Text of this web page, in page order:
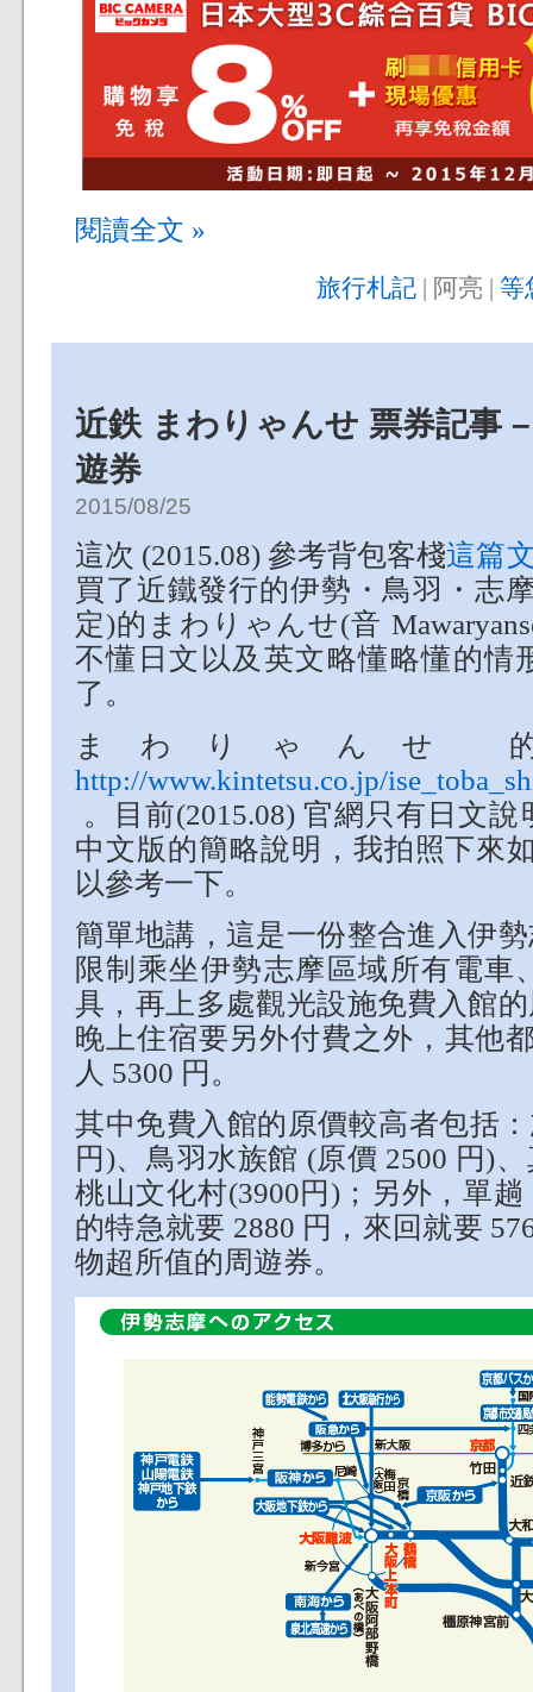
閱讀全文 »
旅行札記 | 阿亮 | 等
近鉄 まわりゃんせ 票券記事
遊券
2015/08/25
這次 (2015.08) 參考背包客棧這篇
買了近鐵發行的伊勢・鳥羽・志
定)的まわりゃんせ(音
不懂日文以及英文略懂略懂的情
了。
まわりゃんせ
http://www.kintetsu.co.jp/
。目前(2015.08) 官網只有日文
中文版的簡略說明，我拍照下來
以參考一下。
簡單地講，這是一份整合進入伊
限制乘坐伊勢志摩區域所有電車
具，再上多處觀光設施免費入館
晚上住宿要另外付費之外，其他
人 5300 円。
其中免費入館的原價較高者包括
円)、鳥羽水族館 (原價 2500 円)
桃山文化村(3900円)；另外，單
的特急就要 2880 円，來回就要
物超所值的周遊券。